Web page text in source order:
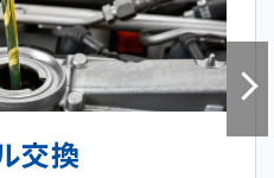
ル交換